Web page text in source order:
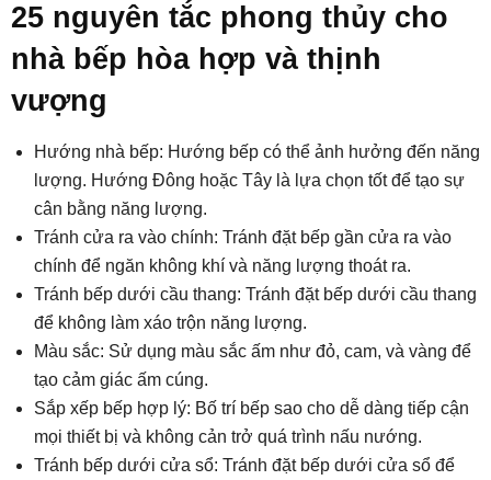
25 nguyên tắc phong thủy cho
nhà bếp hòa hợp và thịnh
vượng
Hướng nhà bếp: Hướng bếp có thể ảnh hưởng đến năng
lượng. Hướng Đông hoặc Tây là lựa chọn tốt để tạo sự
cân bằng năng lượng.
Tránh cửa ra vào chính: Tránh đặt bếp gần cửa ra vào
chính để ngăn không khí và năng lượng thoát ra.
Tránh bếp dưới cầu thang: Tránh đặt bếp dưới cầu thang
để không làm xáo trộn năng lượng.
Màu sắc: Sử dụng màu sắc ấm như đỏ, cam, và vàng để
tạo cảm giác ấm cúng.
Sắp xếp bếp hợp lý: Bố trí bếp sao cho dễ dàng tiếp cận
mọi thiết bị và không cản trở quá trình nấu nướng.
Tránh bếp dưới cửa sổ: Tránh đặt bếp dưới cửa sổ để